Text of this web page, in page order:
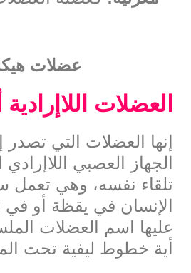
عضلات
العضلات
إنها العضلات التي تصدر
الجهاز العصبي
تلقاء نفسه، وهي تعمل
الإنسان في يقظة أو
عليها اسم العضلات
أية خطوط ليفية تحت